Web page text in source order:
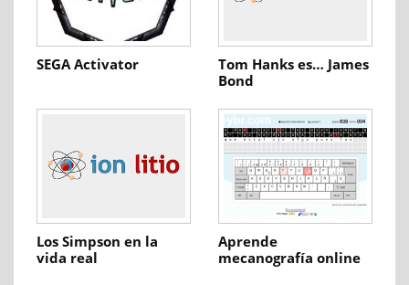
SEGA Activator
Tom Hanks es… James
Bond
Los Simpson en la
vida real
Aprende
mecanografía online